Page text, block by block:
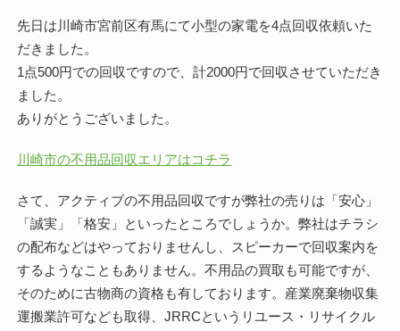
先日は川崎市宮前区有馬にて小型の家電を4点回収依頼いた
だきました。
1点500円での回収ですので、計2000円で回収させていただき
ました。
ありがとうございました。
川崎市の不用品回収エリアはコチラ
さて、アクティブの不用品回収ですが弊社の売りは「安心」
「誠実」「格安」といったところでしょうか。弊社はチラシ
の配布などはやっておりませんし、スピーカーで回収案内を
するようなこともありません。不用品の買取も可能ですが、
そのために古物商の資格も有しております。産業廃棄物収集
運搬業許可なども取得、JRRCというリユース・リサイクル